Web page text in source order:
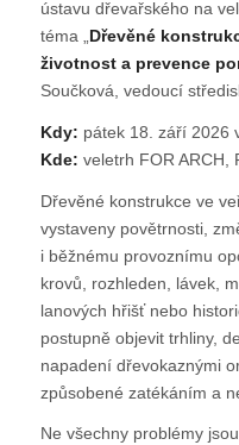
ústavu dřevařského na
téma „ Dřevěné
životnost a prevence
Součková, vedoucí
Kdy: pátek 18. září 2026
Kde: veletrh FOR ARCH,
Dřevěné konstrukce ve
vystaveny povětrnosti,
i běžnému provoznímu
krovů, rozhleden, lávek,
lanových hřišť nebo
postupně objevit trhliny,
napadení dřevokaznými
způsobené zatékáním a
Ne všechny problémy jsou